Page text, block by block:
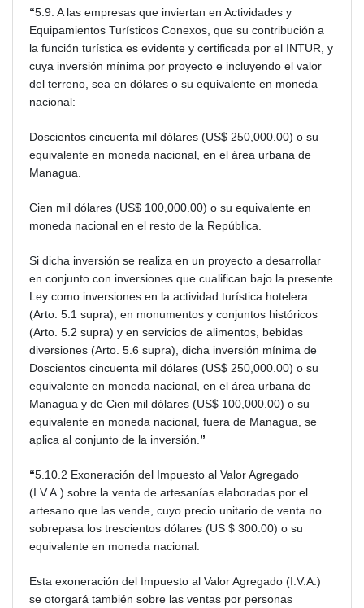
“5.9. A las empresas que inviertan en Actividades y
Equipamientos Turísticos Conexos, que su contribución a
la función turística es evidente y certificada por el INTUR, y
cuya inversión mínima por proyecto e incluyendo el valor
del terreno, sea en dólares o su equivalente en moneda
nacional:
Doscientos cincuenta mil dólares (US$ 250,000.00) o su
equivalente en moneda nacional, en el área urbana de
Managua.
Cien mil dólares (US$ 100,000.00) o su equivalente en
moneda nacional en el resto de la República.
Si dicha inversión se realiza en un proyecto a desarrollar
en conjunto con inversiones que cualifican bajo la presente
Ley como inversiones en la actividad turística hotelera
(Arto. 5.1 supra), en monumentos y conjuntos históricos
(Arto. 5.2 supra) y en servicios de alimentos, bebidas
diversiones (Arto. 5.6 supra), dicha inversión mínima de
Doscientos cincuenta mil dólares (US$ 250,000.00) o su
equivalente en moneda nacional, en el área urbana de
Managua y de Cien mil dólares (US$ 100,000.00) o su
equivalente en moneda nacional, fuera de Managua, se
aplica al conjunto de la inversión. ”
“5.10.2 Exoneración del Impuesto al Valor Agregado
(I.V.A.) sobre la venta de artesanías elaboradas por el
artesano que las vende, cuyo precio unitario de venta no
sobrepasa los trescientos dólares (US $ 300.00) o su
equivalente en moneda nacional.
Esta exoneración del Impuesto al Valor Agregado (I.V.A.)
se otorgará también sobre las ventas por personas